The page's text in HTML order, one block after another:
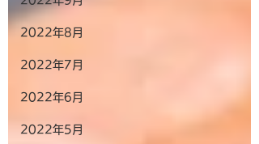
2022年8月
2022年7月
2022年6月
2022年5月